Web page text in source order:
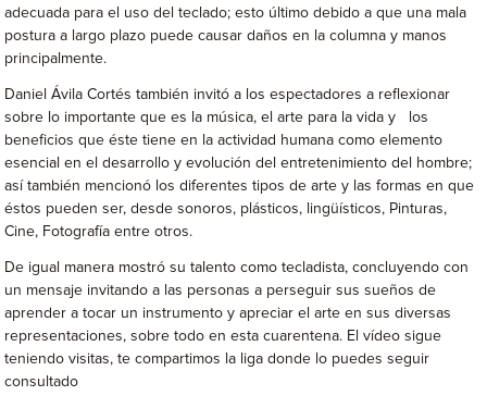
adecuada para el uso del teclado; esto último debido a que una mala
postura a largo plazo puede causar daños en la columna y manos
principalmente.
Daniel Ávila Cortés también invitó a los espectadores a reflexionar
sobre lo importante que es la música, el arte para la vida y los
beneficios que éste tiene en la actividad humana como elemento
esencial en el desarrollo y evolución del entretenimiento del hombre;
así también mencionó los diferentes tipos de arte y las formas en que
éstos pueden ser, desde sonoros, plásticos, lingüísticos, Pinturas,
Cine, Fotografía entre otros.
De igual manera mostró su talento como tecladista, concluyendo con
un mensaje invitando a las personas a perseguir sus sueños de
aprender a tocar un instrumento y apreciar el arte en sus diversas
representaciones, sobre todo en esta cuarentena. El vídeo sigue
teniendo visitas, te compartimos la liga donde lo puedes seguir
consultado